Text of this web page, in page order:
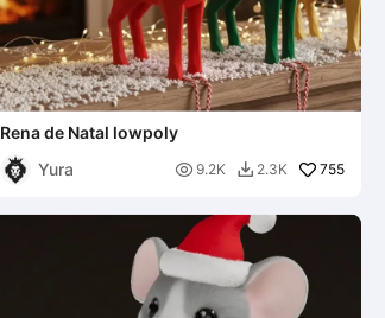
Rena de Natal lowpoly
Yura
 9.2K  2.3K 755